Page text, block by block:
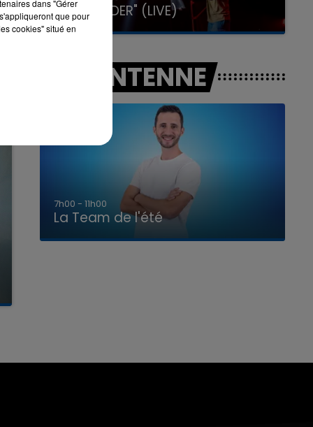
GIMS "SPIDER" (LIVE)
A L'ANTENNE
7h00 - 11h00
La Team de l'été
dans "Gérer
que pour
cookies" situé en